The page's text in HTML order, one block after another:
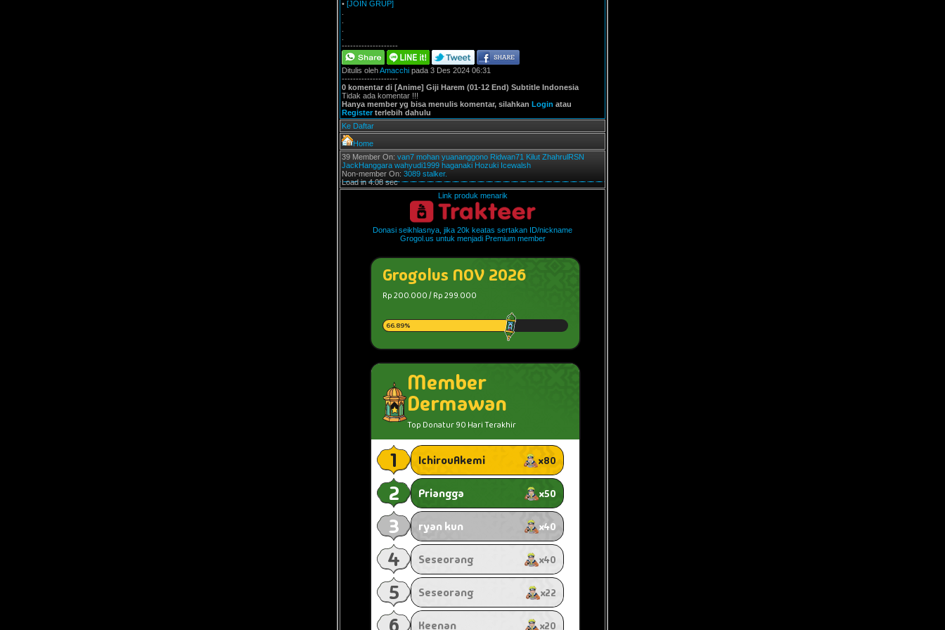
• [JOIN GRUP]
--------------------
Ditulis olehAmacchi pada 3 Des 2024 06:31
--------------------
0 komentar di [Anime] Giji Harem (01-12 End) Subtitle Indonesia
Tidak ada komentar !!!
Hanya member yg bisa menulis komentar, silahkan Login atau
Registerterlebih dahulu
Ke Daftar
Home
39 Member On: van7 mohan yuananggono Ridwan71 Kilut ZhahrulRSN
JackHanggara wahyudi1999 haganaki Hozuki Icewalsh
Non-member On: 3089 stalker.
Load in 4.08 sec
Link produk menarik
Donasi seikhlasnya, jika 20k keatas sertakan ID/nickname
Grogol.us untuk menjadi Premium member